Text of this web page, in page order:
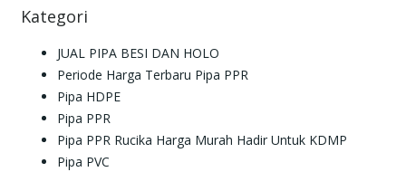
Kategori
JUAL PIPA BESI DAN HOLO
Periode Harga Terbaru Pipa PPR
Pipa HDPE
Pipa PPR
Pipa PPR Rucika Harga Murah Hadir Untuk KDMP
Pipa PVC